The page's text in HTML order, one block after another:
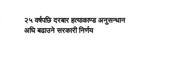
२५ वर्षपछि दरबार हत्याकाण्ड अनुसन्धान
अघि बढाउने सरकारी निर्णय